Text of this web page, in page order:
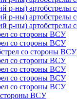
р-ны)
р-ны) артобстрелы
р-ны) артобстрелы
со стороны ВСУ
со стороны ВСУ
со стороны ВСУ
со стороны ВСУ
со стороны ВСУ
со стороны ВСУ
со стороны ВСУ
стороны ВСУ